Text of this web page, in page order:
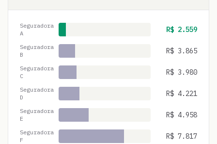
Seguradora
A
R$ 2.559
Seguradora
B
R$ 3.865
Seguradora
C
R$ 3.980
Seguradora
D
R$ 4.221
Seguradora
E
R$ 4.958
Seguradora
F
R$ 7.817